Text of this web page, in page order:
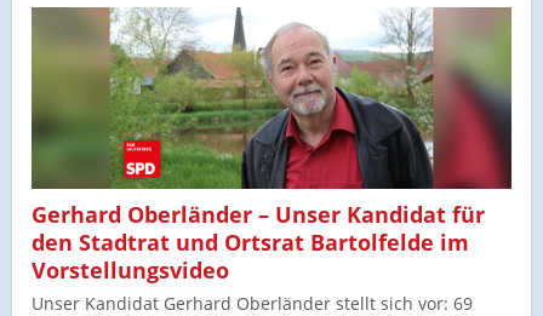
Gerhard Oberländer – Unser Kandidat für
den Stadtrat und Ortsrat Bartolfelde im
Vorstellungsvideo
Unser Kandidat Gerhard Oberländer stellt sich vor: 69